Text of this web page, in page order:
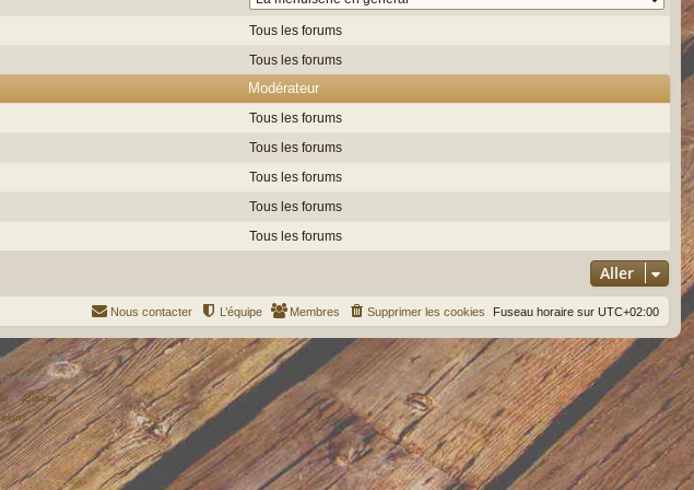
Tous les forums
Tous les forums
Modérateur
Tous les forums
Tous les forums
Tous les forums
Tous les forums
Tous les forums
Aller
Fuseau horaire sur UTC+02:00
Supprimer les cookies
Membres
L’équipe
Nous contacter
© phpBB Limited
MrGaby
©Qiaeru